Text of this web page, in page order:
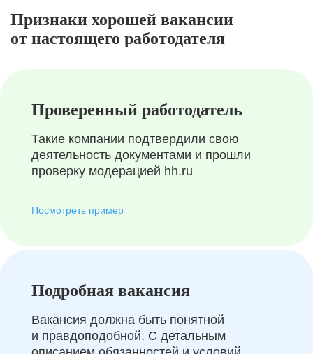
Признаки хорошей вакансии
от настоящего работодателя
Проверенный работодатель
Такие компании подтвердили свою
деятельность документами и прошли
проверку модерацией hh.ru
Посмотреть пример
Подробная вакансия
Вакансия должна быть понятной
и правдоподобной. С детальным